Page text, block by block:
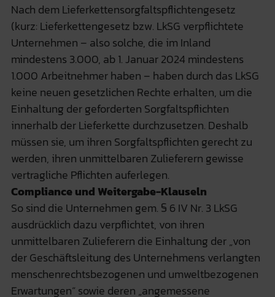
Nach dem Lieferkettensorgfaltspflichtengesetz
(kurz: Lieferkettengesetz bzw. LkSG verpflichtete
Unternehmen – also solche, die im Inland
mindestens 3.000, ab 1. Januar 2024 mindestens
1.000 Arbeitnehmer haben – haben durch das LkSG
keine neuen gesetzlichen Rechte erhalten, um die
Einhaltung der geforderten Sorgfaltspflichten
innerhalb der Lieferkette durchzusetzen. Deshalb
müssen sie, um ihren Sorgfaltspflichten gerecht zu
werden, ihren unmittelbaren Zulieferern gewisse
vertragliche Pflichten auferlegen.
Compliance und Weitergabe-Klauseln
So sind die Unternehmen gem. § 6 IV Nr. 3 LkSG
ausdrücklich dazu verpflichtet, von ihren
unmittelbaren Zulieferern die Einhaltung der „von
der Geschäftsleitung des Unternehmens verlangten
menschenrechtsbezogenen und umweltbezogenen
Erwartungen“ sowie deren „angemessene